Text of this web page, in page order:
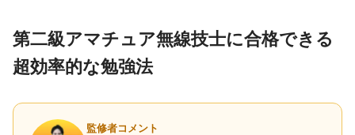
第二級アマチュア無線技士に合格できる
超効率的な勉強法
監修者コメント